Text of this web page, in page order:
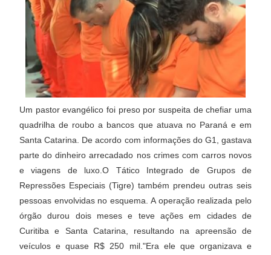
Um pastor evangélico foi preso por suspeita de chefiar uma
quadrilha de roubo a bancos que atuava no Paraná e em
Santa Catarina. De acordo com informações do G1, gastava
parte do dinheiro arrecadado nos crimes com carros novos
e viagens de luxo.O Tático Integrado de Grupos de
Repressões Especiais (Tigre) também prendeu outras seis
pessoas envolvidas no esquema. A operação realizada pelo
órgão durou dois meses e teve ações em cidades de
Curitiba e Santa Catarina, resultando na apreensão de
veículos e quase R$ 250 mil."Era ele que organizava e